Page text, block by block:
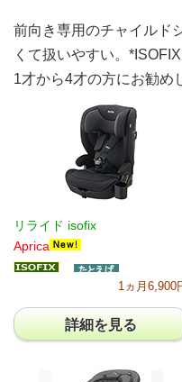
前向き専用のチャイルド
くて扱いやすい。
1才から4才の方にお勧め
リライド isofix
Aprica
1ヵ月6,900
詳細を見る